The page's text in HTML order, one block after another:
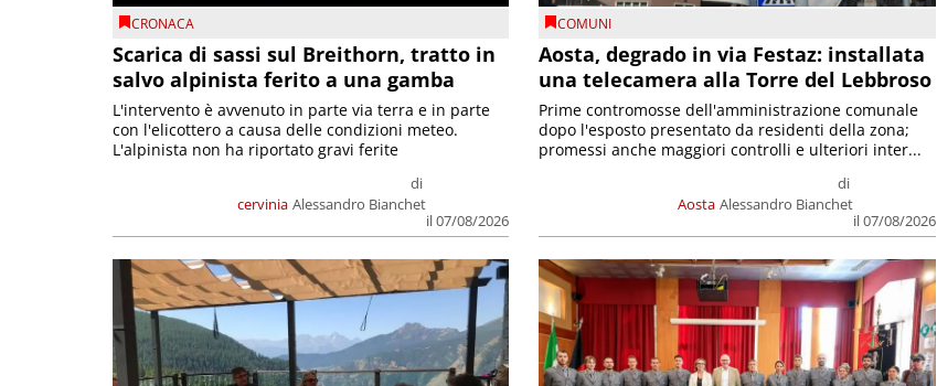
CRONACA
Scarica di sassi sul Breithorn, tratto in
salvo alpinista ferito a una gamba
cervinia
di
Alessandro Bianchet
il 07/08/2026
L'intervento è avvenuto in parte via terra e in parte
con l'elicottero a causa delle condizioni meteo.
L'alpinista non ha riportato gravi ferite
COMUNI
Aosta, degrado in via Festaz: installata
una telecamera alla Torre del Lebbroso
Aosta
di
Alessandro Bianchet
il 07/08/2026
Prime contromosse dell'amministrazione comunale
dopo l'esposto presentato da residenti della zona;
promessi anche maggiori controlli e ulteriori inter...